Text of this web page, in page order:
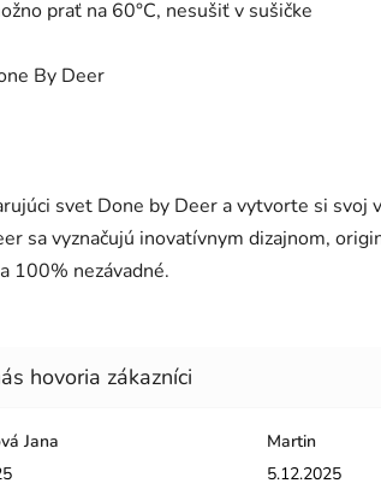
prať na 60°C, nesušiť v sušičke
By Deer
svet Done by Deer a vytvorte si
sa vyznačujú inovatívnym dizajnom,
100% nezávadné.
Jana
obchodu je 5 z 5 hviezdičiek.
Martin
Hodnotenie
5.12.2025